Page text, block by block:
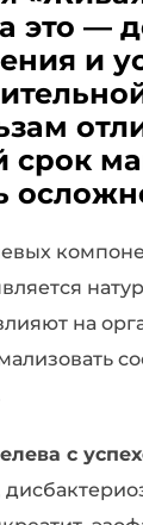
это —
и
срок
на
с